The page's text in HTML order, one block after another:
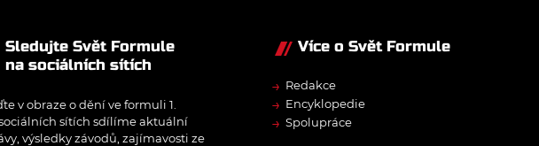
Sledujte Svět Formule
na sociálních sítích
v obraze o dění ve formuli 1.
sítích sdílíme aktuální
výsledky závodů, zajímavosti ze
Více o Svět Formule
→ Redakce
→ Encyklopedie
→ Spolupráce